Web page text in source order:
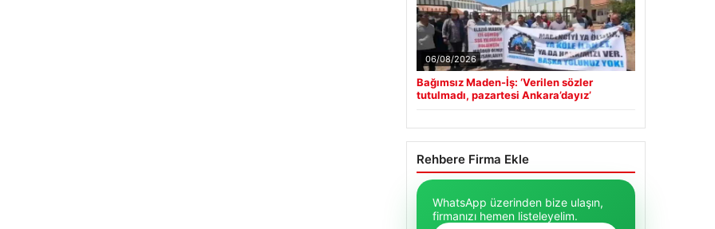
06/08/2026
Bağımsız Maden-İş: ‘Verilen sözler
tutulmadı, pazartesi Ankara’dayız’
Rehbere Firma Ekle
WhatsApp üzerinden bize ulaşın,
firmanızı hemen listeleyelim.